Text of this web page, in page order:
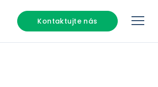
Kontaktujte nás